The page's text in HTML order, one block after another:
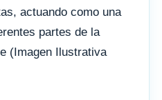
actuando como una
partes de la
(Imagen Ilustrativa